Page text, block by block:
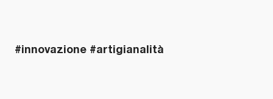
#innovazione #artigianalità